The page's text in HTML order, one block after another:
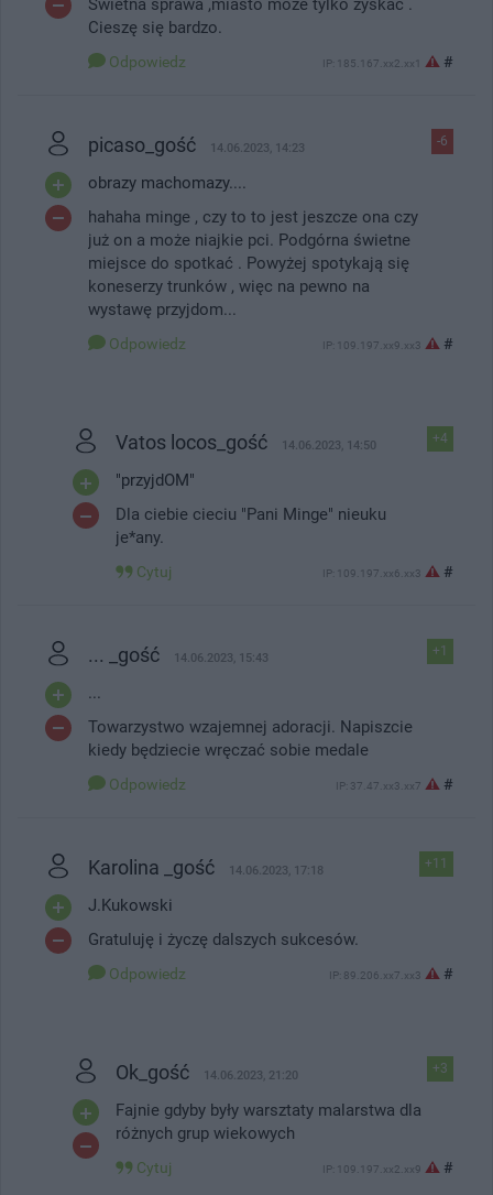
Świetna sprawa ,miasto może tylko zyskać .
Cieszę się bardzo.
Odpowiedz IP: 185.167.xx2.xx1 #
-6
picaso_gość 14.06.2023, 14:23
obrazy machomazy....
hahaha minge , czy to to jest jeszcze ona czy
już on a może niajkie pci. Podgórna świetne
miejsce do spotkać . Powyżej spotykają się
koneserzy trunków , więc na pewno na
wystawę przyjdom...
Odpowiedz IP: 109.197.xx9.xx3 #
+4
Vatos locos_gość 14.06.2023, 14:50
"przyjdOM"
Dla ciebie cieciu "Pani Minge" nieuku
je*any.
Cytuj IP: 109.197.xx6.xx3 #
+1
... _gość 14.06.2023, 15:43
...
Towarzystwo wzajemnej adoracji. Napiszcie
kiedy będziecie wręczać sobie medale
Odpowiedz IP: 37.47.xx3.xx7 #
+11
Karolina _gość 14.06.2023, 17:18
J.Kukowski
Gratuluję i życzę dalszych sukcesów.
Odpowiedz IP: 89.206.xx7.xx3 #
+3
Ok_gość 14.06.2023, 21:20
Fajnie gdyby były warsztaty malarstwa dla
różnych grup wiekowych
Cytuj IP: 109.197.xx2.xx9 #